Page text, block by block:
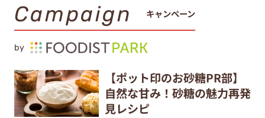
Campaign キャンペーン
by
【ポット印のお砂糖PR部】
自然な甘み！砂糖の魅力再発
見レシピ